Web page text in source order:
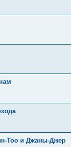
Тоо и Джаны-Джер